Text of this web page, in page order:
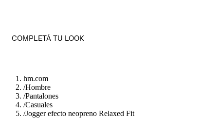
COMPLETÁ TU LOOK
hm.com
/Hombre
/Pantalones
/Casuales
/Jogger efecto neopreno Relaxed Fit